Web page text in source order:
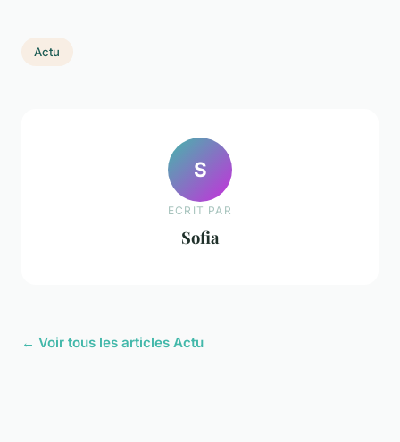
Actu
S
ECRIT PAR
Sofia
← Voir tous les articles Actu